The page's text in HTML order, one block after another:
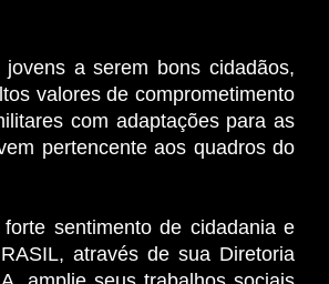
a serem bons cidadãos,
valores de comprometimento
com adaptações para as
pertencente aos quadros do
sentimento de cidadania e
através de sua Diretoria